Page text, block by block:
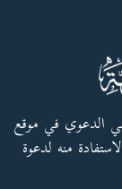
الدعوي في موقع
منه لدعوة